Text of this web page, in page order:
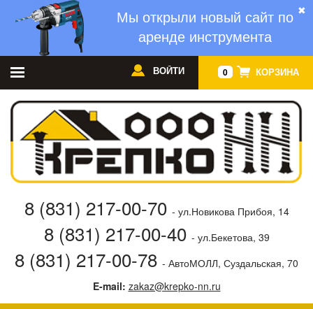
✖
Мы открыли новый сайт по
аренде инструмента
0 КОРЗИНА
ВОЙТИ
8 (831) 217-00-70 - ул.Новикова Прибоя, 14
8 (831) 217-00-40 - ул.Бекетова, 39
8 (831) 217-00-78 - АвтоМОЛЛ, Суздальская, 70
E-mail: zakaz@krepko-nn.ru